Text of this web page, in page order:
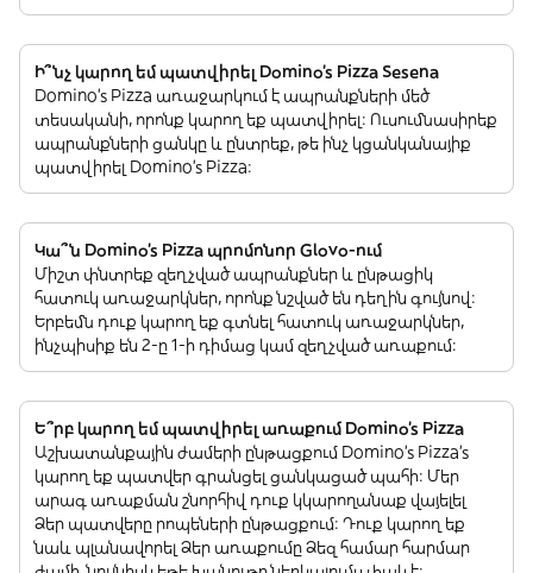
Ի՞նչ կարող եմ պատվիրել Domino's Pizza Sesena
Domino's Pizza առաջարկում է ապրանքների մեծ
տեսականի, որոնք կարող եք պատվիրել: Ուսումնասիրեք
ապրանքների ցանկը և ընտրեք, թե ինչ կցանկանայիք
պատվիրել Domino's Pizza:
Կա՞ն Domino's Pizza պրոմոնոր Glovo-ում
Միշտ փնտրեք զեղչված ապրանքներ և ընթացիկ
հատուկ առաջարկներ, որոնք նշված են դեղին գույնով:
Երբեմն դուք կարող եք գտնել հատուկ առաջարկներ,
ինչպիսիք են 2-ը 1-ի դիմաց կամ զեղչված առաքում:
Ե՞րբ կարող եմ պատվիրել առաքում Domino's Pizza
Աշխատանքային ժամերի ընթացքում Domino's Pizza’s
կարող եք պատվեր գրանցել ցանկացած պահի: Մեր
արագ առաքման շնորհիվ դուք կկարողանաք վայելել
Ձեր պատվերը րոպեների ընթացքում: Դուք կարող եք
նաև պլանավորել Ձեր առաքումը Ձեզ համար հարմար